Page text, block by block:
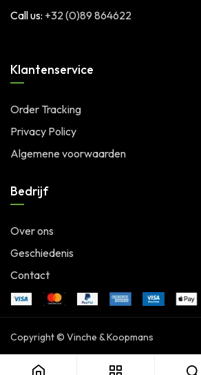
Call us: +32 (0)89 864622
Klantenservice
Order Tracking
Privacy Policy
Algemene voorwaarden
Bedrijf
Over ons
Geschiedenis
Contact
Copyright © Vinche & Koopmans